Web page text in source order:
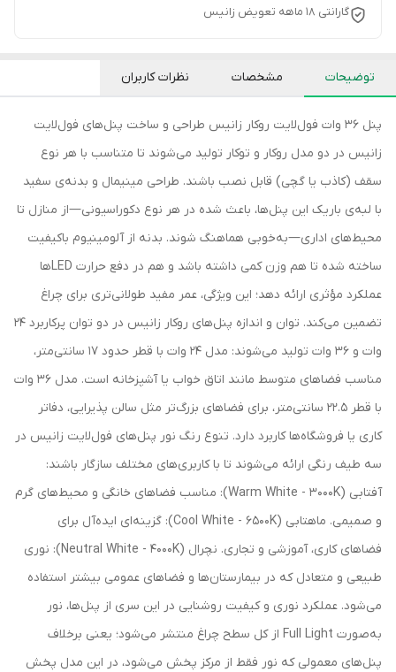
گارانتی 18 ماهه تعویض زانیس
توضیحات مشخصات نظرات کاربران
پنل 36 وات فول‌لایت روکار زانیس طراحی و ساخت پنل‌های فول‌لایت
زانیس در دو مدل روکار و توکار تولید می‌شوند تا متناسب با هر نوع
سقف (کاذب یا گچی) قابل نصب باشند. طراحی مینیمال و بدنه‌ی سفید
با لبه‌ی باریک این پنل‌ها، باعث شده در هر نوع دکوراسیونی—از منازل تا
محیط‌های اداری—به‌خوبی هماهنگ شوند. بدنه از آلومینیوم باکیفیت
ساخته شده تا هم وزن کمی داشته باشد و هم در دفع حرارت LEDها
عملکرد مؤثری ارائه دهد؛ این ویژگی، عمر مفید طولانی‌تری برای چراغ
تضمین می‌کند. توان و اندازه پنل‌های روکار زانیس در دو توان پرکاربرد ۲۴
وات و ۳۶ وات تولید می‌شوند: مدل ۲۴ وات با قطر حدود ۱۷ سانتی‌متر،
مناسب فضاهای متوسط مانند اتاق خواب یا آشپزخانه است. مدل ۳۶ وات
با قطر ۲۲.۵ سانتی‌متر، برای فضاهای بزرگ‌تر مثل سالن پذیرایی، دفاتر
کاری یا فروشگاه‌ها کاربرد دارد. تنوع رنگ نور پنل‌های فول‌لایت زانیس در
سه طیف رنگی ارائه می‌شوند تا با کاربری‌های مختلف سازگار باشند:
آفتابی (Warm White - 3000K): مناسب فضاهای خانگی و محیط‌های گرم
و صمیمی. ماهتابی (Cool White - 6500K): گزینه‌ای ایده‌آل برای
فضاهای کاری، آموزشی و تجاری. نچرال (Neutral White - 4000K): نوری
طبیعی و متعادل که در بیمارستان‌ها و فضاهای عمومی بیشتر استفاده
می‌شود. عملکرد نوری و کیفیت روشنایی در این سری از پنل‌ها، نور
به‌صورت Full Light از کل سطح چراغ منتشر می‌شود؛ یعنی برخلاف
پنل‌های معمولی که نور فقط از مرکز پخش می‌شود، در این مدل پخش